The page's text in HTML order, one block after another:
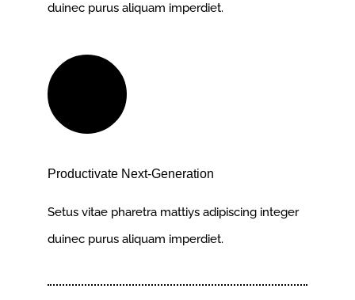
duinec purus aliquam imperdiet.
Productivate Next-Generation
Setus vitae pharetra mattiys adipiscing integer
duinec purus aliquam imperdiet.